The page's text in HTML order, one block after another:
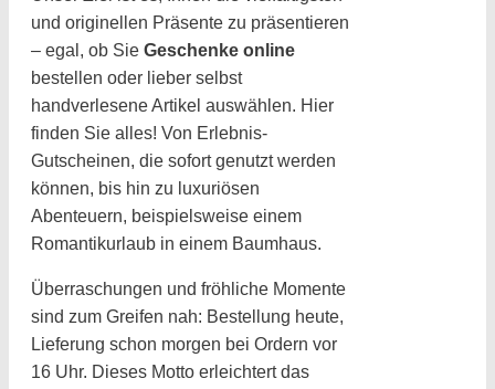
und originellen Präsente zu präsentieren
– egal, ob Sie Geschenke online
bestellen oder lieber selbst
handverlesene Artikel auswählen. Hier
finden Sie alles! Von Erlebnis-
Gutscheinen, die sofort genutzt werden
können, bis hin zu luxuriösen
Abenteuern, beispielsweise einem
Romantikurlaub in einem Baumhaus.
Überraschungen und fröhliche Momente
sind zum Greifen nah: Bestellung heute,
Lieferung schon morgen bei Ordern vor
16 Uhr. Dieses Motto erleichtert das